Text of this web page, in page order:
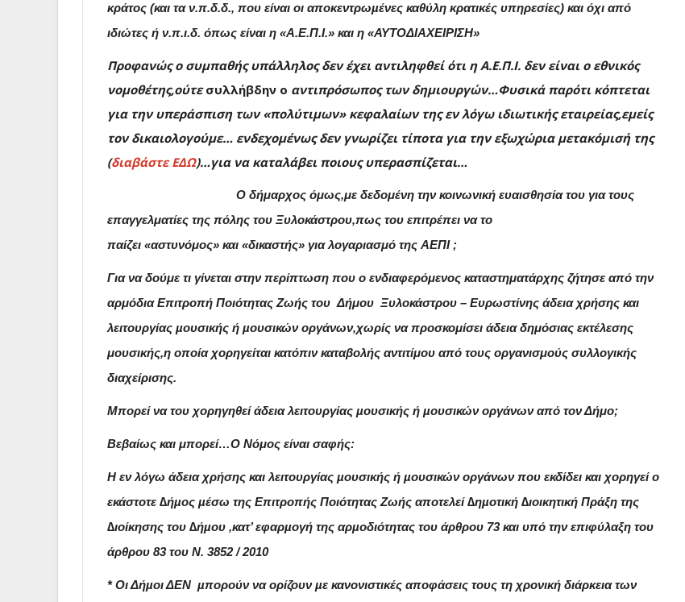
κράτος (και τα ν.π.δ.δ., που είναι οι αποκεντρωµένες καθύλη κρατικές υπηρεσίες) και όχι από
ιδιώτες ή ν.π.ι.δ. όπως είναι η «Α.Ε.Π.Ι.» και η «ΑΥΤΟΔΙΑΧΕΙΡΙΣΗ»
Προφανώς ο συμπαθής υπάλληλοςδεν έχει αντιληφθεί ότι ηΑ.Ε.Π.Ι. δεν είναι ο εθνικός
νομοθέτης,ούτεσυλλήβδην ο αντιπρόσωπος των δημιουργών…Φυσικά παρότι κόπτεται
για την υπεράσπιση των «πολύτιμων» κεφαλαίων της εν λόγω ιδιωτικής εταιρείας,εμείς
τον δικαιολογούμε… ενδεχομένως δεν γνωρίζει τίποτα για την εξωχώρια μετακόμισή της
(διαβάστε ΕΔΩ)…για να καταλάβει ποιους υπερασπίζεται…
Ο δήμαρχος όμως,με δεδομένη την κοινωνική ευαισθησία του για τους
επαγγελματίες της πόλης του Ξυλοκάστρου,πως του επιτρέπει να το
παίζει «αστυνόμος» και «δικαστής» για λογαριασμό της ΑΕΠΙ ;
Για να δούμε τι γίνεται στην περίπτωση που ο ενδιαφερόμενος καταστηματάρχης ζήτησε από την
αρμόδια Επιτροπή Ποιότητας Ζωής του Δήμου Ξυλοκάστρου – Ευρωστίνης άδεια χρήσης και
λειτουργίας µουσικής ή µουσικών οργάνων,χωρίς να προσκομίσει άδεια δημόσιας εκτέλεσης
μουσικής,η οποία χορηγείται κατόπιν καταβολής αντιτίμου από τους οργανισμούς συλλογικής
διαχείρισης.
Μπορεί να του χορηγηθεί άδειαλειτουργίας µουσικής ή µουσικών οργάνων από τον Δήμο;
Βεβαίως και μπορεί…Ο Νόμος είναι σαφής:
Η εν λόγω άδεια χρήσης και λειτουργίας µουσικής ή µουσικών οργάνων που εκδίδει και χορηγεί ο
εκάστοτε ∆ήµος µέσω της Επιτροπής Ποιότητας Ζωής αποτελεί ∆ηµοτική ∆ιοικητική Πράξη της
∆ιοίκησης του ∆ήµου ,κατ’ εφαρµογή της αρµοδιότητας του άρθρου 73 και υπό την επιφύλαξη του
άρθρου 83 του Ν. 3852 / 2010
* Οι Δήµοι ΔΕΝ µπορούν να ορίζουν µε κανονιστικές αποφάσεις τους τη χρονική διάρκεια των